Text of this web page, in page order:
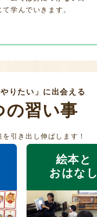
学んでいきます。
やりたい」に出会える
の習い事
引き出し伸ばします！
絵本と
おはなし